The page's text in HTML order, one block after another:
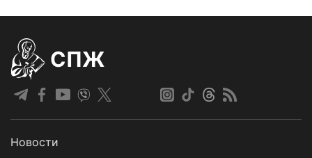
СПЖ
Новости